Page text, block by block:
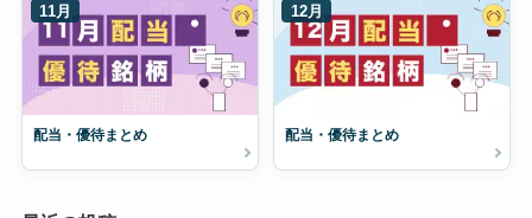
11月
配当・優待まとめ
12月
配当・優待まとめ